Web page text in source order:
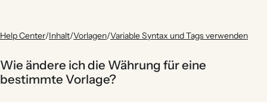
Help Center/Inhalt/Vorlagen/Variable Syntax und Tags verwenden
Wie ändere ich die Währung für eine
bestimmte Vorlage?